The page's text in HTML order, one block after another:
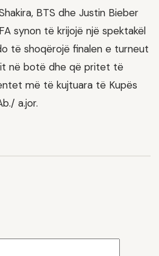
BTS dhe Justin Bieber
synon të krijojë një spektakël
të shoqërojë finalen e turneut
në botë dhe që pritet të
më të kujtuara të Kupës
a.jor.